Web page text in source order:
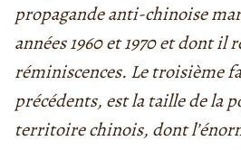
propagande anti-chinoise
années 1960 et 1970 et dont il
réminiscences. Le troisième
précédents, est la taille de la
territoire chinois, dont